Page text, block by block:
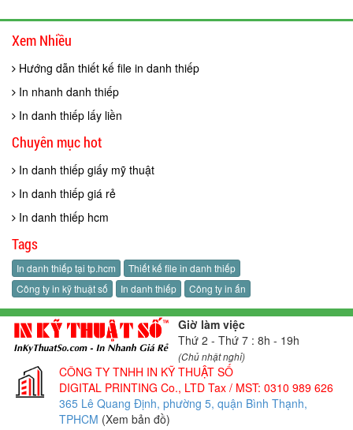
Xem Nhiều
Hướng dẫn thiết kế file in danh thiếp
In nhanh danh thiếp
In danh thiếp lấy liền
Chuyên mục hot
In danh thiếp giấy mỹ thuật
In danh thiếp giá rẻ
In danh thiếp hcm
Tags
In danh thiếp tại tp.hcm
Thiết kế file in danh thiếp
Công ty in kỹ thuật số
In danh thiếp Công ty in ấn
Giờ làm việc
Thứ 2 - Thứ 7 : 8h - 19h
(Chủ nhật nghỉ)
CÔNG TY TNHH IN KỸ THUẬT SỐ
DIGITAL PRINTING Co., LTD Tax / MST: 0310 989 626
365 Lê Quang Định, phường 5, quận Bình Thạnh,
TPHCM (Xem bản đồ)